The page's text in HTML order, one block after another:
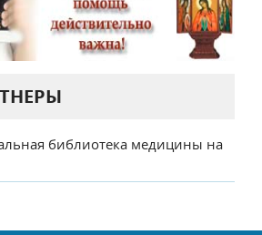
библиотека медицины на